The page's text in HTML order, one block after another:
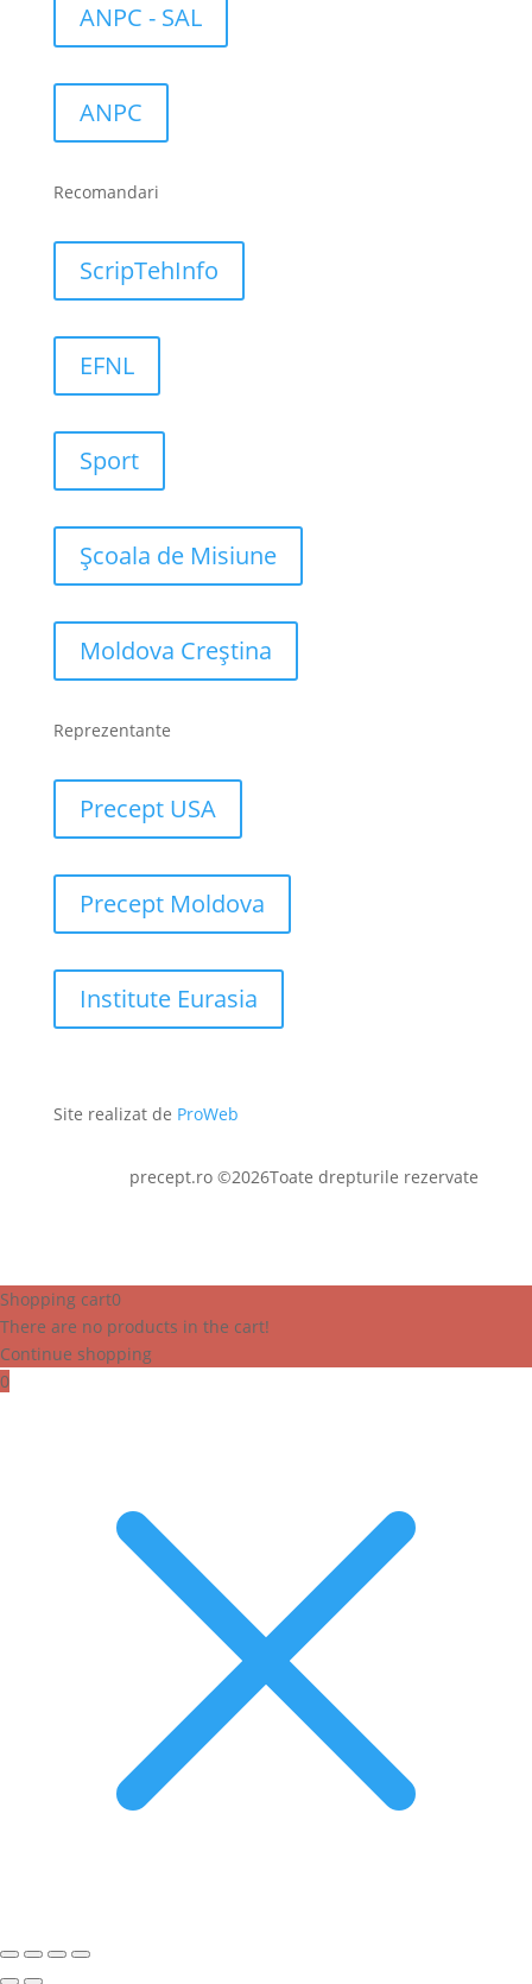
ANPC - SAL
ANPC
Recomandari
ScripTehInfo
EFNL
Sport
Școala de Misiune
Moldova Creștina
Reprezentante
Precept USA
Precept Moldova
Institute Eurasia
Site realizat de ProWeb
precept.ro ©2026Toate drepturile rezervate
Shopping cart0
There are no products in the cart!
Continue shopping
0